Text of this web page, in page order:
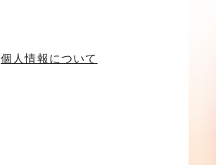
個人情報について